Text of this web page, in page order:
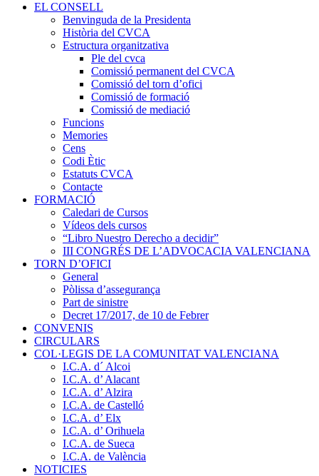
EL CONSELL
Benvinguda de la Presidenta
Història del CVCA
Estructura organitzativa
Ple del cvca
Comissió permanent del CVCA
Comissió del torn d’ofici
Comissió de formació
Comissió de mediació
Funcions
Memories
Cens
Codi Ètic
Estatuts CVCA
Contacte
FORMACIÓ
Caledari de Cursos
Vídeos dels cursos
“Libro Nuestro Derecho a decidir”
III CONGRÉS DE L’ADVOCACIA VALENCIANA
TORN D’OFICI
General
Pòlissa d’assegurança
Part de sinistre
Decret 17/2017, de 10 de Febrer
CONVENIS
CIRCULARS
COL·LEGIS DE LA COMUNITAT VALENCIANA
I.C.A. d´ Alcoi
I.C.A. d’ Alacant
I.C.A. d’ Alzira
I.C.A. de Castelló
I.C.A. d’ Elx
I.C.A. d’ Orihuela
I.C.A. de Sueca
I.C.A. de València
NOTICIES